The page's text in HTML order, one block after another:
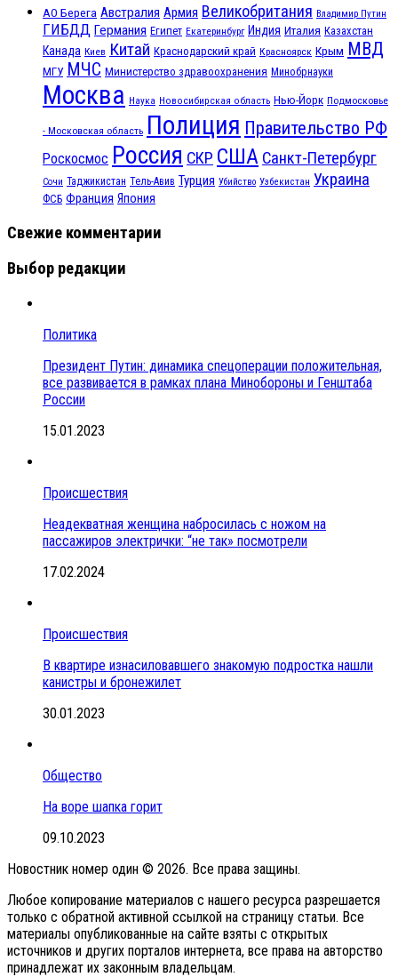
АО Берега Австралия Армия Великобритания Владимир Путин
ГИБДД Германия Египет Екатеринбург Индия Италия Казахстан
Канада Киев Китай Краснодарский край Красноярск Крым МВД
МГУ МЧС Министерство здравоохранения Минобрнауки
Москва Наука Новосибирская область Нью-Йорк Подмосковье
- Московская область Полиция Правительство РФ
Роскосмос Россия СКР США Санкт-Петербург
Сочи Таджикистан Тель-Авив Турция Убийство Узбекистан Украина
ФСБ Франция Япония
Свежие комментарии
Выбор редакции
Политика
Президент Путин: динамика спецоперации положительная,
все развивается в рамках плана Минобороны и Генштаба
России
15.01.2023
Происшествия
Неадекватная женщина набросилась с ножом на
пассажиров электрички: “не так» посмотрели
17.02.2024
Происшествия
В квартире изнасиловавшего знакомую подростка нашли
канистры и бронежилет
30.01.2023
Общество
На воре шапка горит
09.10.2023
Новостник номер один © 2026. Все права защины.
Любое копирование материалов с нашего ресурса разрешается
только с обратной активной ссылкой на страницу статьи. Все
материалы опубликованные на сайте взяты с открытых
источников и других порталов интернета, все права на авторство
принадлежат их законным владельцам.